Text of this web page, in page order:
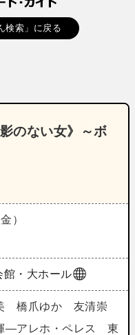
検索」に戻る
のない女》～ボ
）
館・大ホール
橋爪ゆか 友清崇
―アレホ・ペレス 東